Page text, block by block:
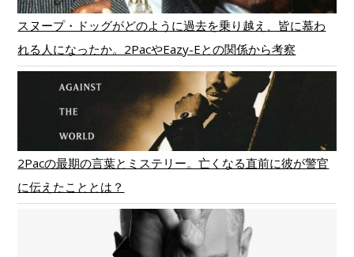
スヌープ・ドッグがどのように過去を乗り越え、皆に慕わ
れる人になったか。2PacやEazy-Eとの関係から考察
2Pacの最期の言葉とミステリー。亡くなる直前に彼が警官
に伝えたこととは？